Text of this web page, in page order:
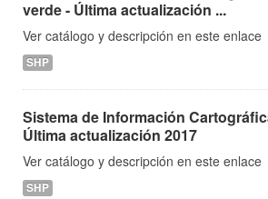
verde - Última actualización ...
Ver catálogo y descripción en este enlace
SHP
Sistema de Información
Última actualización 2017
Ver catálogo y descripción en este enlace
SHP